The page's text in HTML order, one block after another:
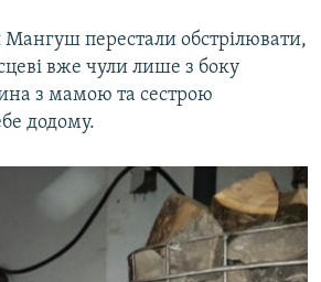
Мангуш перестали обстрілювати,
вже чули лише з боку
з мамою та сестрою
додому.